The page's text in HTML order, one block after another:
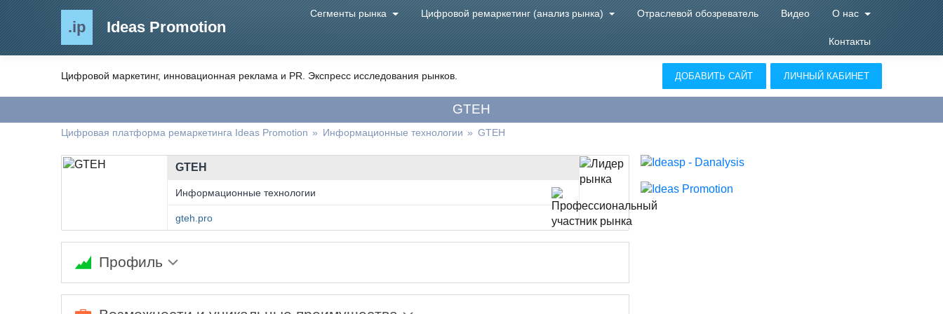
.ip Ideas Promotion
Сегменты рынка Цифровой ремаркетинг (анализ рынка) Отраслевой обозреватель Видео О нас
Контакты
Цифровой маркетинг, инновационная реклама и PR. Экспресс исследования рынков. ДОБАВИТЬ САЙТ ЛИЧНЫЙ КАБИНЕТ
GTEH
Цифровая платформа ремаркетинга Ideas Promotion » Информационные технологии » GTEH
GTEH
Информационные технологии
gteh.pro
Профиль